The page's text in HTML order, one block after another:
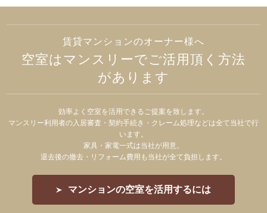
賃貸マンションのオーナー様へ
空室はマンスリーでご活用頂く方法
があります
効率よく空室を活用できるご提案を致します。
マンスリー利用者の入居審査・契約手続き・クレーム処理などは全て当社で行
います。
家具・家電一式は当社が用意。
退去後の撤去・リフォーム費用も当社が全て負担します。
マンションの空室を活用するには